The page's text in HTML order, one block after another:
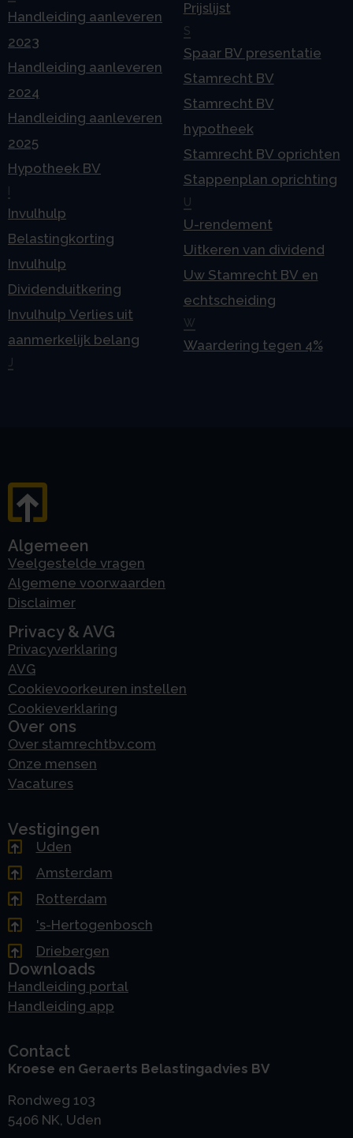
Handleiding aanleveren
2023
Handleiding aanleveren
2024
Handleiding aanleveren
2025
Hypotheek BV
Invulhulp
Belastingkorting
Invulhulp
Dividenduitkering
Invulhulp Verlies uit
aanmerkelijk belang
Prijslijst
S
Spaar BV presentatie
Stamrecht BV
Stamrecht BV
hypotheek
Stamrecht BV oprichten
Stappenplan oprichting
U
U-rendement
Uitkeren van dividend
Uw Stamrecht BV en
echtscheiding
W
Waardering tegen 4%
Algemeen
Veelgestelde vragen
Algemene voorwaarden
Disclaimer
Privacy & AVG
Privacyverklaring
AVG
Cookievoorkeuren instellen
Cookieverklaring
Over ons
Over stamrechtbv.com
Onze mensen
Vacatures
Vestigingen
Uden
Amsterdam
Rotterdam
's-Hertogenbosch
Driebergen
Downloads
Handleiding portal
Handleiding app
Contact
Kroese en Geraerts Belastingadvies BV
Rondweg 103
5406 NK, Uden